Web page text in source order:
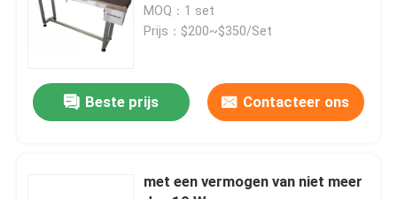
MOQ：1 set
Prijs：$200~$350/Set
Beste prijs Contacteer ons
met een vermogen van niet meer